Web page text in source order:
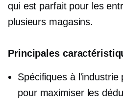
qui est parfait pour les
plusieurs magasins.
Principales
Spécifiques à l'industrie
pour maximiser les